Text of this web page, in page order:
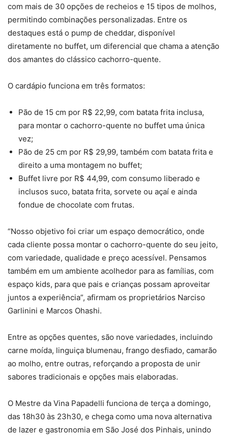
com mais de 30 opções de recheios e 15 tipos de molhos,
permitindo combinações personalizadas. Entre os
destaques está o pump de cheddar, disponível
diretamente no buffet, um diferencial que chama a atenção
dos amantes do clássico cachorro-quente.
O cardápio funciona em três formatos:
Pão de 15 cm por R$ 22,99, com batata frita inclusa,
para montar o cachorro-quente no buffet uma única
vez;
Pão de 25 cm por R$ 29,99, também com batata frita e
direito a uma montagem no buffet;
Buffet livre por R$ 44,99, com consumo liberado e
inclusos suco, batata frita, sorvete ou açaí e ainda
fondue de chocolate com frutas.
“Nosso objetivo foi criar um espaço democrático, onde
cada cliente possa montar o cachorro-quente do seu jeito,
com variedade, qualidade e preço acessível. Pensamos
também em um ambiente acolhedor para as famílias, com
espaço kids, para que pais e crianças possam aproveitar
juntos a experiência”, afirmam os proprietários Narciso
Garlinini e Marcos Ohashi.
Entre as opções quentes, são nove variedades, incluindo
carne moída, linguiça blumenau, frango desfiado, camarão
ao molho, entre outras, reforçando a proposta de unir
sabores tradicionais e opções mais elaboradas.
O Mestre da Vina Papadelli funciona de terça a domingo,
das 18h30 às 23h30, e chega como uma nova alternativa
de lazer e gastronomia em São José dos Pinhais, unindo